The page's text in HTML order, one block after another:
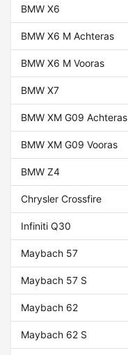
BMW X6
BMW X6 M Achteras
BMW X6 M Vooras
BMW X7
BMW XM G09 Achteras
BMW XM G09 Vooras
BMW Z4
Chrysler Crossfire
Infiniti Q30
Maybach 57
Maybach 57 S
Maybach 62
Maybach 62 S